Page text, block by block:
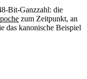
Bit-Ganzzahl: die
zum Zeitpunkt, an
das kanonische Beispiel